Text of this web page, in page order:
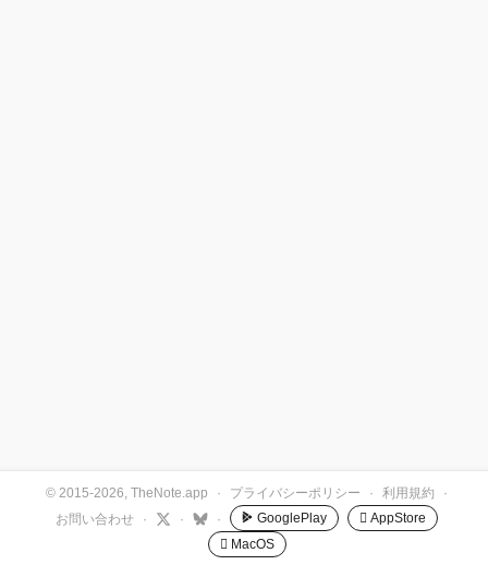
© 2015-2026, TheNote.app · プライバシーポリシー · 利用規約
·
お問い合わせ
· · · GooglePlay
 AppStore
 MacOS